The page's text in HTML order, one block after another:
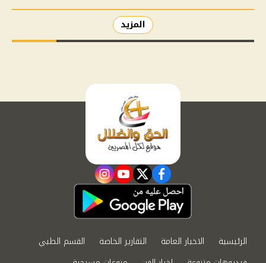
المزيد
facebook
twitter
youtube
instagram
الرئيسية الاخبار العامة التقارير الخاصة
القسم الطبي